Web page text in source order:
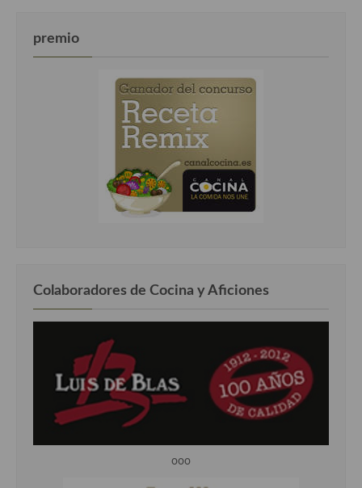
premio
Colaboradores de Cocina y Aficiones
ooo